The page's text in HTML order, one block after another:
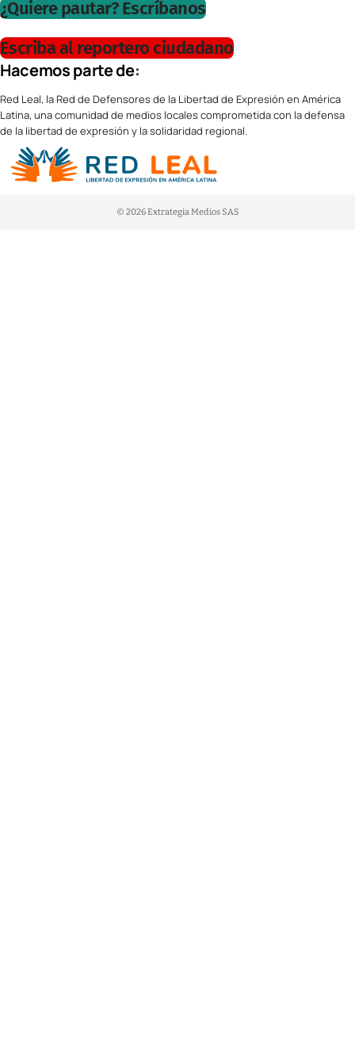
¿Quiere pautar? Escríbanos
Escriba al reportero ciudadano
Hacemos parte de:
Red Leal, la Red de Defensores de la Libertad de Expresión en América
Latina, una comunidad de medios locales comprometida con la defensa
de la libertad de expresión y la solidaridad regional.
© 2026 Extrategia Medios SAS